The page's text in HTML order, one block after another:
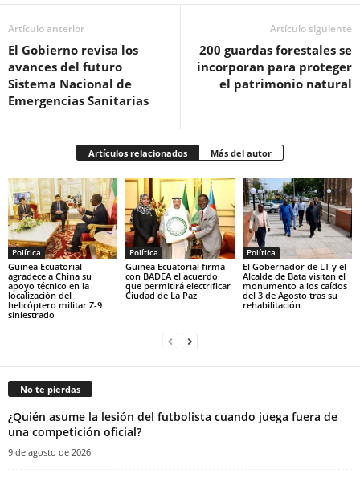
Artículo anterior
El Gobierno revisa los
avances del futuro
Sistema Nacional de
Emergencias Sanitarias
Artículo siguiente
200 guardas forestales se
incorporan para proteger
el patrimonio natural
Artículos relacionados Más del autor
Política
Guinea Ecuatorial
agradece a China su
apoyo técnico en la
localización del
helicóptero militar Z-9
siniestrado
Política
Guinea Ecuatorial firma
con BADEA el acuerdo
que permitirá electrificar
Ciudad de La Paz
Política
El Gobernador de LT y el
Alcalde de Bata visitan el
monumento a los caídos
del 3 de Agosto tras su
rehabilitación
No te pierdas
¿Quién asume la lesión del futbolista cuando juega fuera de
una competición oficial?
9 de agosto de 2026